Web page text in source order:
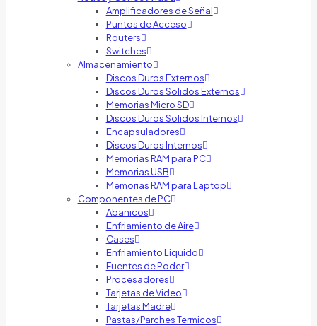
Amplificadores de Señal
Puntos de Acceso
Routers
Switches
Almacenamiento
Discos Duros Externos
Discos Duros Solidos Externos
Memorias Micro SD
Discos Duros Solidos Internos
Encapsuladores
Discos Duros Internos
Memorias RAM para PC
Memorias USB
Memorias RAM para Laptop
Componentes de PC
Abanicos
Enfriamiento de Aire
Cases
Enfriamiento Liquido
Fuentes de Poder
Procesadores
Tarjetas de Video
Tarjetas Madre
Pastas/Parches Termicos